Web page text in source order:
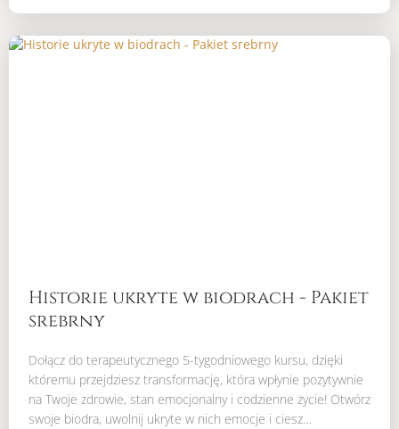
Historie ukryte w biodrach - Pakiet
srebrny
Dołącz do terapeutycznego 5-tygodniowego kursu, dzięki
któremu przejdziesz transformację, która wpłynie pozytywnie
na Twoje zdrowie, stan emocjonalny i codzienne życie! Otwórz
swoje biodra, uwolnij ukryte w nich emocje i ciesz…